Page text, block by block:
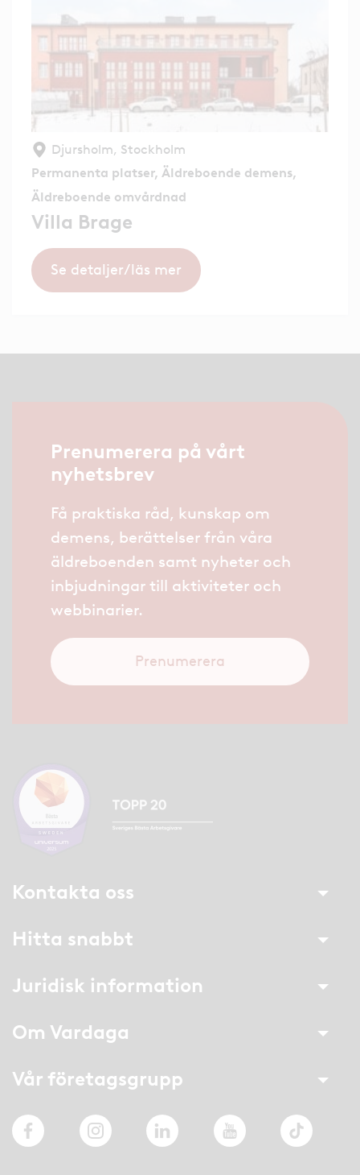
Djursholm, Stockholm
Permanenta platser, Äldreboende demens,
Äldreboende omvårdnad
Villa Brage
Se detaljer/läs mer
Prenumerera på vårt
nyhetsbrev
Få praktiska råd, kunskap om
demens, berättelser från våra
äldreboenden samt nyheter och
inbjudningar till aktiviteter och
webbinarier.
Prenumerera
Kontakta oss
Hitta snabbt
Juridisk information
Om Vardaga
Vår företagsgrupp
FacebookInstagramLinkedIn YouTube TikTok